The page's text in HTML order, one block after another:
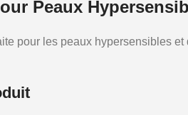
Peaux
pour les peaux hypersensibles